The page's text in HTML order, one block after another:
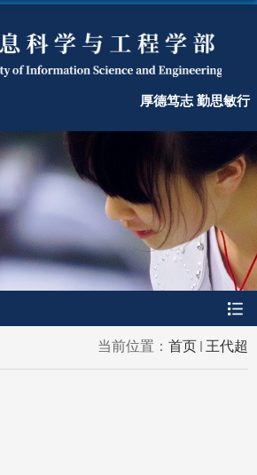
厚德笃志 勤思敏行
当前位置： 首页 王代超